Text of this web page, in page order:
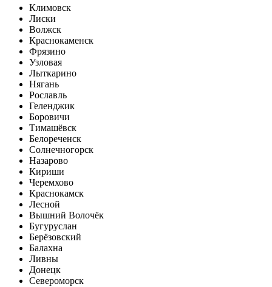
Климовск
Лиски
Волжск
Краснокаменск
Фрязино
Узловая
Лыткарино
Нягань
Рославль
Геленджик
Боровичи
Тимашёвск
Белореченск
Солнечногорск
Назарово
Кириши
Черемхово
Краснокамск
Лесной
Вышний Волочёк
Бугуруслан
Берёзовский
Балахна
Ливны
Донецк
Североморск